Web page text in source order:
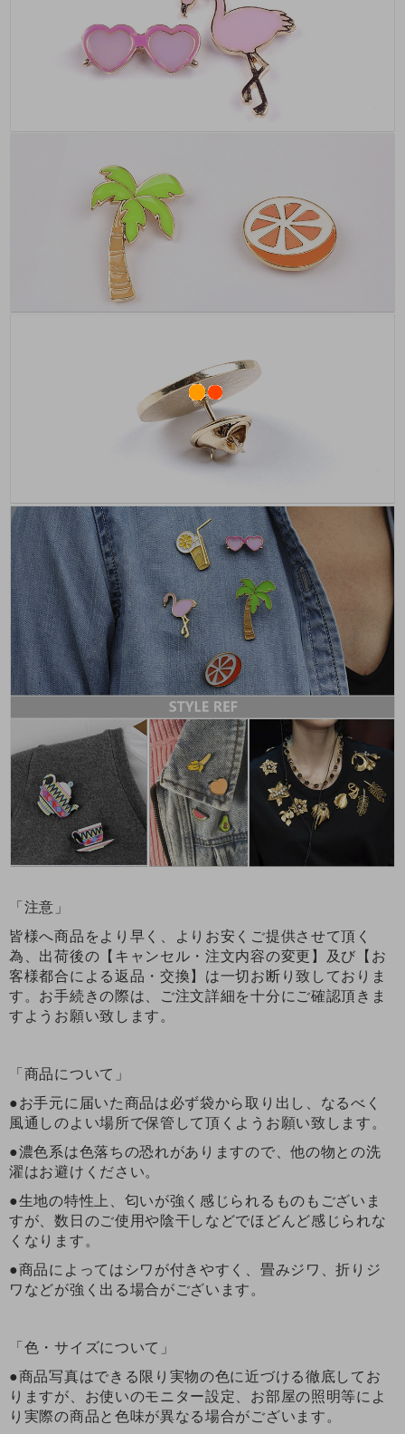
「注意」
皆様へ商品をより早く、よりお安くご提供させて頂く
為、出荷後の【キャンセル・注文内容の変更】及び【お
客様都合による返品・交換】は一切お断り致しておりま
す。お手続きの際は、ご注文詳細を十分にご確認頂きま
すようお願い致します。
「商品について」
●お手元に届いた商品は必ず袋から取り出し、なるべく
風通しのよい場所で保管して頂くようお願い致します。
●濃色系は色落ちの恐れがありますので、他の物との洗
濯はお避けください。
●生地の特性上、匂いが強く感じられるものもございま
すが、数日のご使用や陰干しなどでほどんど感じられな
くなります。
●商品によってはシワが付きやすく、畳みジワ、折りジ
ワなどが強く出る場合がございます。
「色・サイズについて」
●商品写真はできる限り実物の色に近づける徹底してお
りますが、お使いのモニター設定、お部屋の照明等によ
り実際の商品と色味が異なる場合がございます。